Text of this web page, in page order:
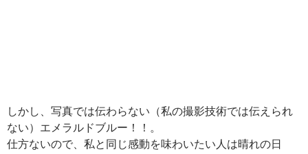
しかし、写真では伝わらない（私の撮影技術では伝えられ
ない）エメラルドブルー！！。
仕方ないので、私と同じ感動を味わいたい人は晴れの日